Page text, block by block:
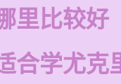
里比较好
合学尤克